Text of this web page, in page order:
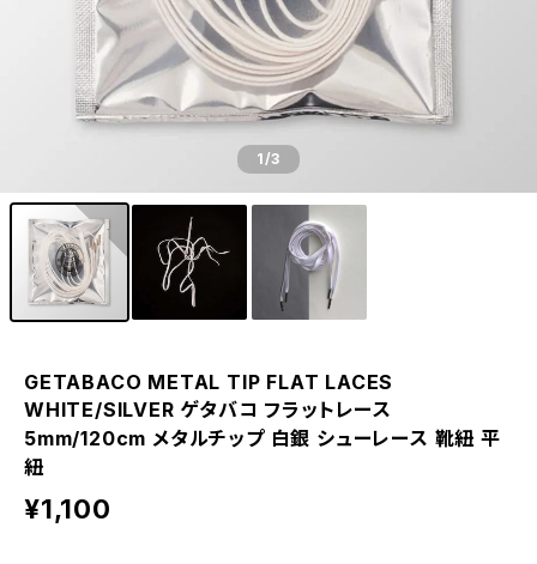
1/3
GETABACO METAL TIP FLAT LACES
WHITE/SILVER ゲタバコ フラットレース
5mm/120cm メタルチップ 白銀 シューレース 靴紐 平
紐
¥1,100